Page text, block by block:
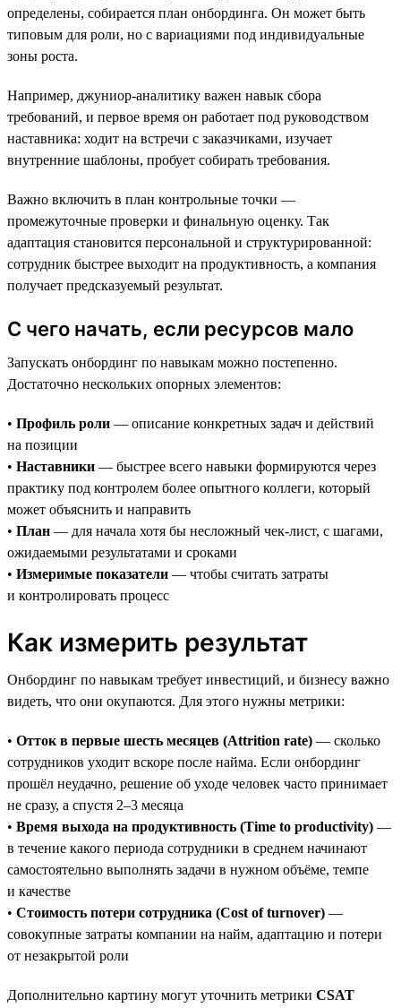
определены, собирается план онбординга. Он может быть
типовым для роли, но с вариациями под индивидуальные
зоны роста.
Например, джуниор-аналитику важен навык сбора
требований, и первое время он работает под руководством
наставника: ходит на встречи с заказчиками, изучает
внутренние шаблоны, пробует собирать требования.
Важно включить в план контрольные точки —
промежуточные проверки и финальную оценку. Так
адаптация становится персональной и структурированной:
сотрудник быстрее выходит на продуктивность, а компания
получает предсказуемый результат.
С чего начать, если ресурсов мало
Запускать онбординг по навыкам можно постепенно.
Достаточно нескольких опорных элементов:
• Профиль роли — описание конкретных задач и действий
на позиции
• Наставники — быстрее всего навыки формируются через
практику под контролем более опытного коллеги, который
может объяснить и направить
• План — для начала хотя бы несложный чек-лист, с шагами,
ожидаемыми результатами и сроками
• Измеримые показатели — чтобы считать затраты
и контролировать процесс
Как измерить результат
Онбординг по навыкам требует инвестиций, и бизнесу важно
видеть, что они окупаются. Для этого нужны метрики:
• Отток в первые шесть месяцев (Attrition rate) — сколько
сотрудников уходит вскоре после найма. Если онбординг
прошёл неудачно, решение об уходе человек часто принимает
не сразу, а спустя 2–3 месяца
• Время выхода на продуктивность (Time to productivity) —
в течение какого периода сотрудники в среднем начинают
самостоятельно выполнять задачи в нужном объёме, темпе
и качестве
• Стоимость потери сотрудника (Cost of turnover) —
совокупные затраты компании на найм, адаптацию и потери
от незакрытой роли
Дополнительно картину могут уточнить метрики CSAT